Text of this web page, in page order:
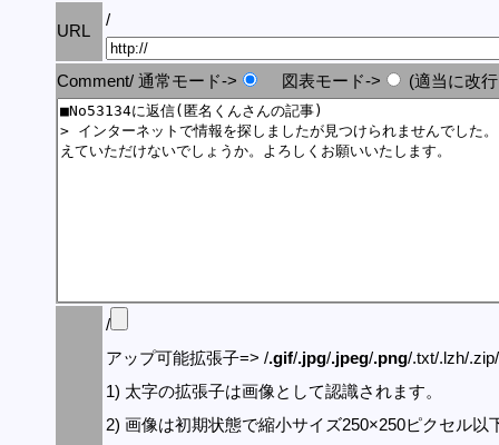
URL
/
Comment/ 通常モード-> 図表モード-> (適当に改
/
アップ可能拡張子=> /.gif/.jpg/.jpeg/.png/.txt/.lzh/
1) 太字の拡張子は画像として認識されます。
2) 画像は初期状態で縮小サイズ250×250ピクセル以